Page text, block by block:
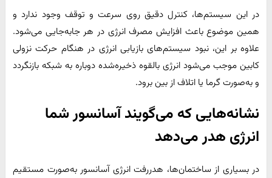
در این سیستم‌ها، کنترل دقیق روی سرعت و توقف وجود ندارد و
همین موضوع باعث افزایش مصرف انرژی در هر جابه‌جایی می‌شود.
علاوه بر این، نبود سیستم‌های بازیابی انرژی در هنگام حرکت نزولی
کابین موجب می‌شود انرژی بالقوه ذخیره‌شده دوباره به شبکه بازنگردد
و به‌صورت گرما یا اتلاف از بین برود.
نشانه‌هایی که می‌گویند آسانسور شما
انرژی هدر می‌دهد
در بسیاری از ساختمان‌ها، هدررفت انرژی آسانسور به‌صورت مستقیم